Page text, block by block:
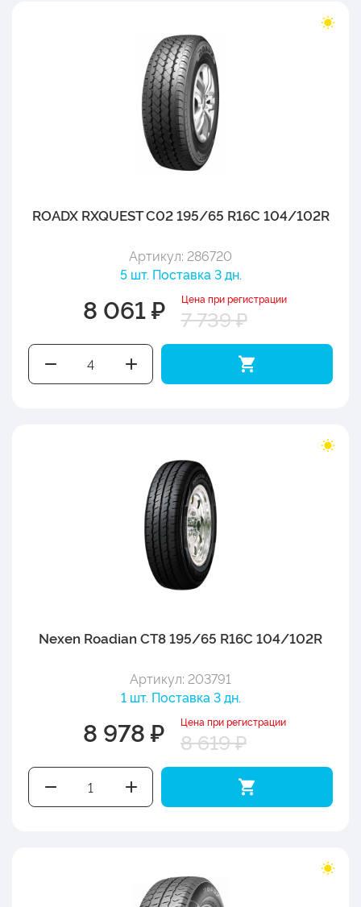
ROADX RXQUEST C02 195/65 R16C 104/102R
Артикул: 286720
5 шт. Поставка 3 дн.
8 061 ₽ Цена при регистрации
7 739 ₽
Nexen Roadian CT8 195/65 R16C 104/102R
Артикул: 203791
1 шт. Поставка 3 дн.
8 978 ₽ Цена при регистрации
8 619 ₽